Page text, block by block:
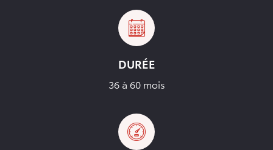
DURÉE
36 à 60 mois